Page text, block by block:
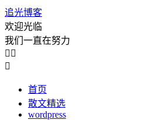
追光博客
欢迎光临
我们一直在努力
 

首页
散文精选
wordpress